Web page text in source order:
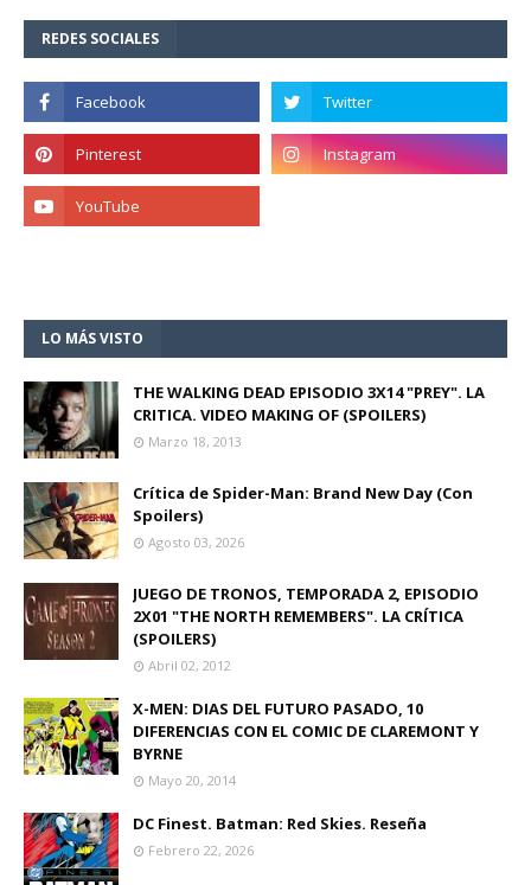
REDES SOCIALES
LO MÁS VISTO
THE WALKING DEAD EPISODIO 3X14 "PREY". LA
CRITICA. VIDEO MAKING OF (SPOILERS)
Marzo 18, 2013
Crítica de Spider-Man: Brand New Day (Con
Spoilers)
Agosto 03, 2026
JUEGO DE TRONOS, TEMPORADA 2, EPISODIO
2X01 "THE NORTH REMEMBERS". LA CRÍTICA
(SPOILERS)
Abril 02, 2012
X-MEN: DIAS DEL FUTURO PASADO, 10
DIFERENCIAS CON EL COMIC DE CLAREMONT Y
BYRNE
Mayo 20, 2014
DC Finest. Batman: Red Skies. Reseña
Febrero 22, 2026